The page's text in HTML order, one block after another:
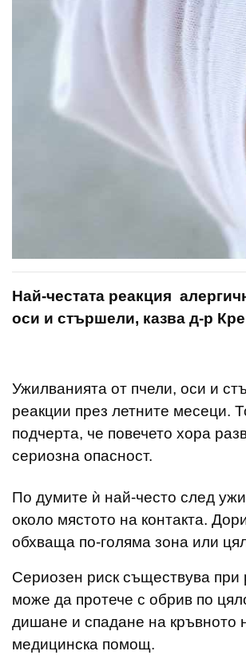
Най-честата реакция
оси и стършели, казва д-р
Ужилванията от пчели, оси и
реакции през летните месеци.
подчерта, че повечето хора
сериозна опасност.
По думите ѝ най-често след
около мястото на контакта.
обхваща по-голяма зона или
Сериозен риск съществува при
може да протече с обрив по
дишане и спадане на кръвното
медицинска помощ.